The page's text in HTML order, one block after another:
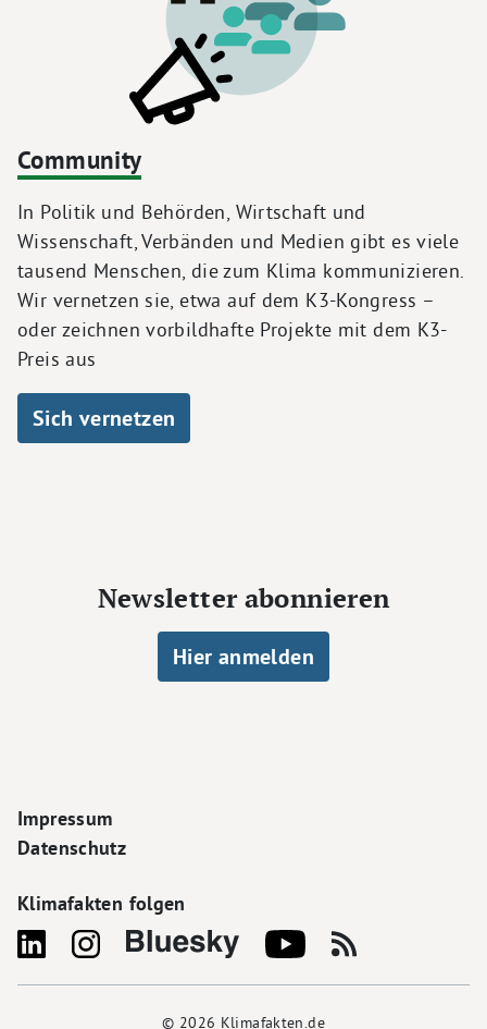
Community
In Politik und Behörden, Wirtschaft und
Wissenschaft, Verbänden und Medien gibt es viele
tausend Menschen, die zum Klima kommunizieren.
Wir vernetzen sie, etwa auf dem K3-Kongress –
oder zeichnen vorbildhafte Projekte mit dem K3-
Preis aus
Sich vernetzen
Newsletter abonnieren
Hier anmelden
Footer Navigation
Impressum
Datenschutz
Klimafakten folgen
© 2026 Klimafakten.de